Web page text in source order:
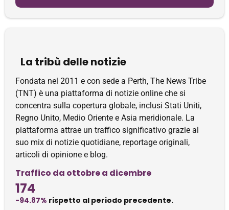
La tribù delle notizie
Fondata nel 2011 e con sede a Perth, The News Tribe
(TNT) è una piattaforma di notizie online che si
concentra sulla copertura globale, inclusi Stati Uniti,
Regno Unito, Medio Oriente e Asia meridionale. La
piattaforma attrae un traffico significativo grazie al
suo mix di notizie quotidiane, reportage originali,
articoli di opinione e blog.
Traffico da ottobre a dicembre
174
-94.87% rispetto al periodo precedente.